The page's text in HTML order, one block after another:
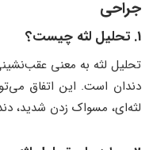
جراحی
1. تحلیل لثه چیست؟
تحلیل لثه به معنی
دندان است. این اتفاق
لثه‌ای، مسواک زدن شدید،